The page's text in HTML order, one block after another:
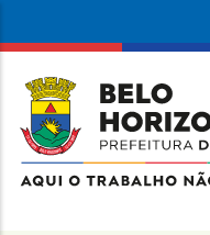
conteúdo
principal
da
Prefeitura
de